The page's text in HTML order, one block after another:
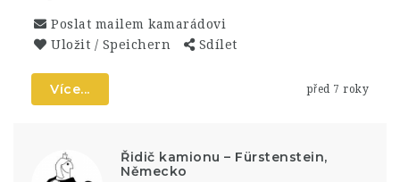
Poslat mailem kamarádovi
Uložit / Speichern
Sdílet
Více... před 7 roky
Řidič kamionu – Fürstenstein,
Německo